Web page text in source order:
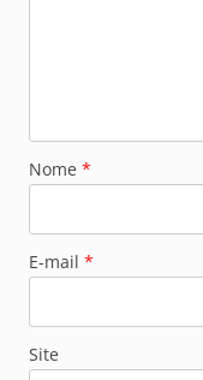
Nome *
E-mail *
Site